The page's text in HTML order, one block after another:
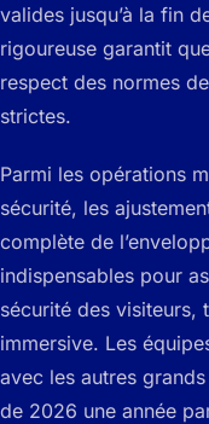
valides jusqu’à la fin
rigoureuse garantit
respect des normes
strictes.
Parmi les opérations
sécurité, les
complète de
indispensables pour
sécurité des visiteurs,
immersive. Les
avec les autres
de 2026 une année